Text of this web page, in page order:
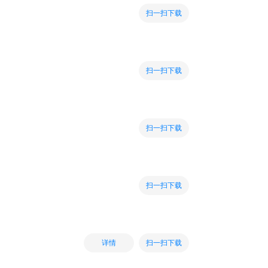
扫一扫下载
扫一扫下载
扫一扫下载
扫一扫下载
详情 扫一扫下载